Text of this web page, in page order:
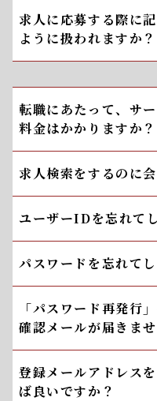
求人に応募する際に
ように扱われますか？
転職にあたって、サ
料金はかかりますか？
求人検索をするのに
ユーザーIDを忘れて
パスワードを忘れてし
「パスワード再発行
確認メールが届きませ
登録メールアドレス
ば良いですか？